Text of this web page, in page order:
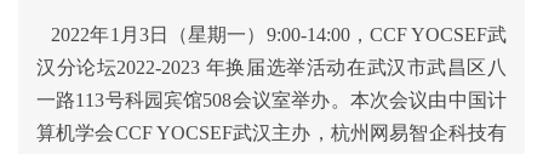
2022年1月3日（星期一）9:00-14:00，CCF YOCSEF武
汉分论坛2022-2023 年换届选举活动在武汉市武昌区八
一路113号科园宾馆508会议室举办。本次会议由中国计
算机学会CCF YOCSEF武汉主办，杭州网易智企科技有